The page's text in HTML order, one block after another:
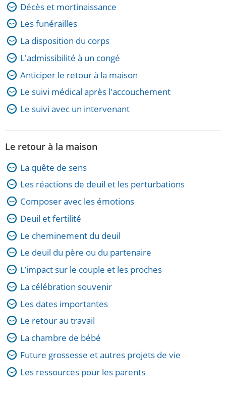
Décès et mortinaissance
Les funérailles
La disposition du corps
L'admissibilité à un congé
Anticiper le retour à la maison
Le suivi médical après l'accouchement
Le suivi avec un intervenant
Le retour à la maison
La quête de sens
Les réactions de deuil et les perturbations
Composer avec les émotions
Deuil et fertilité
Le cheminement du deuil
Le deuil du père ou du partenaire
L’impact sur le couple et les proches
La célébration souvenir
Les dates importantes
Le retour au travail
La chambre de bébé
Future grossesse et autres projets de vie
Les ressources pour les parents